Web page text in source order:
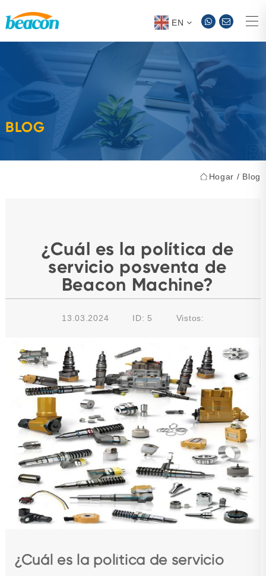
EN
BLOG
Hogar / Blog
¿Cuál es la política de
servicio posventa de
Beacon Machine?
13.03.2024 ID: 5 Vistos:
¿Cuál es la política de servicio